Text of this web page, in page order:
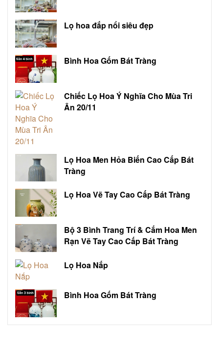
Lọ hoa đắp nổi siêu đẹp
Bình Hoa Gốm Bát Tràng
Chiếc Lọ Hoa Ý Nghĩa Cho Mùa Tri
Ân 20/11
Lọ Hoa Men Hỏa Biến Cao Cấp Bát
Tràng
Lọ Hoa Vẽ Tay Cao Cấp Bát Tràng
Bộ 3 Bình Trang Trí & Cắm Hoa Men
Rạn Vẽ Tay Cao Cấp Bát Tràng
Lọ Hoa Nắp
Bình Hoa Gốm Bát Tràng